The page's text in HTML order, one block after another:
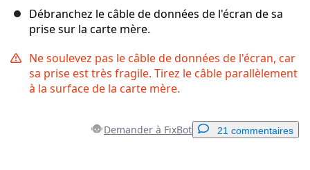
Débranchez le câble de données de l'écran de sa
prise sur la carte mère.
Ne soulevez pas le câble de données de l'écran, car
sa prise est très fragile. Tirez le câble parallèlement
à la surface de la carte mère.
Demander à FixBot 21 commentaires